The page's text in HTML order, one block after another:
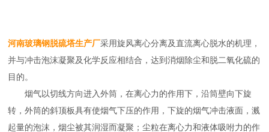
河南玻璃钢脱硫塔生产厂采用旋风离心分离及直流离心脱水的机理，
并与冲击泡沫凝聚及化学反应相结合，达到消烟除尘和脱二氧化硫的
目的。
烟气以切线方向进入外筒，在离心力的作用下，沿筒壁向下旋
转，外筒的斜顶板具有使烟气下压的作用，下旋的烟气冲击液面，溅
起量的泡沫，烟尘被其润湿而凝聚；尘粒在离心力和液体吸咐力的作